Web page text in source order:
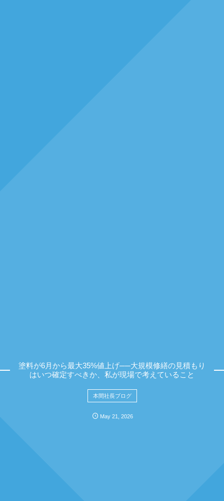
塗料が6月から最大35%値上げ──大規模修繕の見積もり
はいつ確定すべきか、私が現場で考えていること
本間社長ブログ
May 21 ,2026